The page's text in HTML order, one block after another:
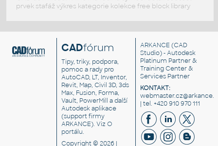
prvek stafáž výkres kategorie kolekce free block library
CADfórum
Tipy, triky, podpora,
pomoc a rady pro
AutoCAD, LT, Inventor,
Revit, Map, Civil 3D, 3ds
Max, Fusion, Forma,
Vault, PowerMill a další
Autodesk aplikace
(support firmy
ARKANCE). VizO
portálu.
Copyright © 2026 |
ARKANCE (CAD
Studio) - Autodesk
Platinum Partner &
Training Center &
Services Partner
KONTAKT:
| tel. +420 910 970 111